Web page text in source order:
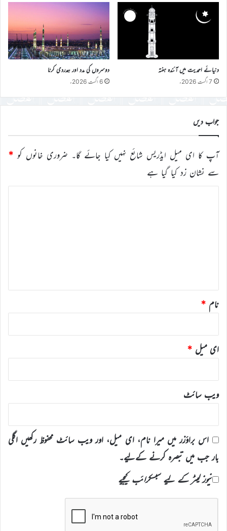
دنیائے احمدیت میں آئندہ ہفتہ
7 اگست 2026ء
دوسروں کی مدد اور ہمدردی کرنا
6 اگست 2026ء
جواب دیں
آپ کا ای میل ایڈریس شائع نہیں کیا جائے گا۔ ضروری خانوں کو *
سے نشان زد کیا گیا ہے
نام *
ای میل *
ویب‌ سائٹ
اس براؤزر میں میرا نام، ای میل، اور ویب سائٹ محفوظ رکھیں اگلی
بار جب میں تبصرہ کرنے کےلیے۔
نیوز لیٹر کے لیے سبسکرائب کیجیے